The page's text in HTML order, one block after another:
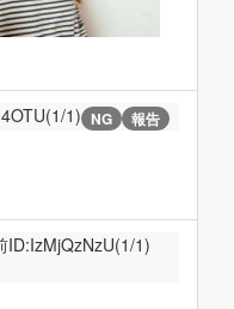
1) NG 報告
ID:IzMjQzNzU(1/1)